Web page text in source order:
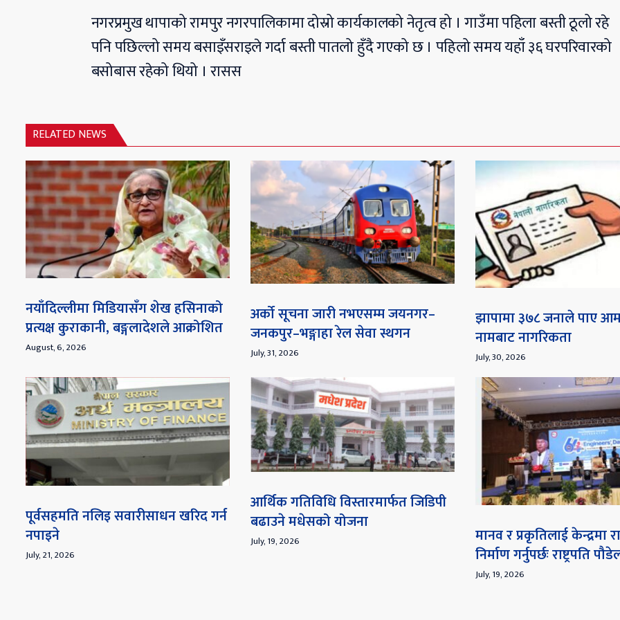
नगरप्रमुख थापाको रामपुर नगरपालिकामा दोस्रो कार्यकालको नेतृत्व हो । गाउँमा पहिला बस्ती ठूलो रहे
पनि पछिल्लो समय बसाइँसराइले गर्दा बस्ती पातलो हुँदै गएको छ । पहिलो समय यहाँ ३६ घरपरिवारको
बसोबास रहेको थियो । रासस
RELATED NEWS
नयाँदिल्लीमा मिडियासँग शेख हसिनाको
प्रत्यक्ष कुराकानी, बङ्गलादेशले आक्रोशित
August, 6, 2026
अर्को सूचना जारी नभएसम्म जयनगर–
जनकपुर–भङ्गाहा रेल सेवा स्थगन
July, 31, 2026
झापामा ३७८ जनाले पाए
नामबाट नागरिकता
July, 30, 2026
पूर्वसहमति नलिइ सवारीसाधन खरिद गर्न
नपाइने
July, 21, 2026
आर्थिक गतिविधि विस्तारमार्फत जिडिपी
बढाउने मधेसको योजना
July, 19, 2026
मानव र प्रकृतिलाई केन्द्रमा
निर्माण गर्नुपर्छः राष्ट्रपति
July, 19, 2026